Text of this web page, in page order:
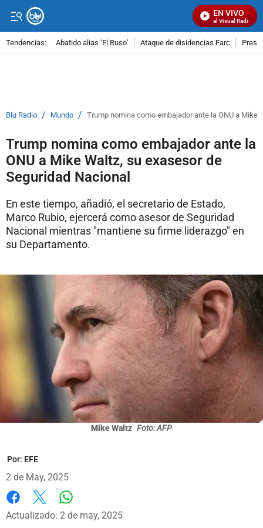
EN VIVO
Señal Visual Radio
Tendencias: Abatido alias ‘El Ruso’ Ataque de disidencias Farc
Blu Radio / Mundo / Trump nomina como embajador ante la ONU a Mike
Trump nomina como embajador ante la
ONU a Mike Waltz, su exasesor de
Seguridad Nacional
En este tiempo, añadió, el secretario de Estado,
Marco Rubio, ejercerá como asesor de Seguridad
Nacional mientras "mantiene su firme liderazgo" en
su Departamento.
Mike Waltz Foto: AFP
Por: EFE
2 de May, 2025
Facebook
X
Actualizado: 2 de may, 2025